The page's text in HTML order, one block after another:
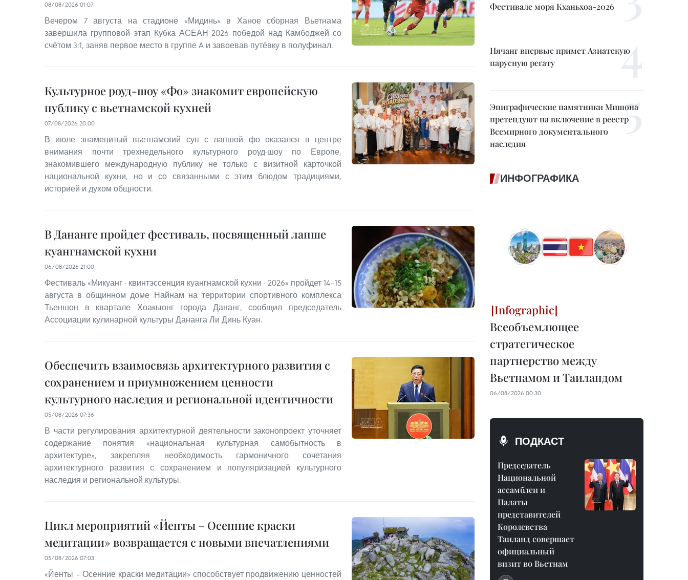
08/08/2026 01:07
Вечером 7 августа на стадионе «Мидинь» в Ханое сборная Вьетнама
завершила групповой этап Кубка АСЕАН 2026 победой над Камбоджей со
счётом 3:1, заняв первое место в группе A и завоевав путёвку в полуфинал.
Культурное роуд-шоу «Фо» знакомит европейскую
публику с вьетнамской кухней
07/08/2026 20:00
В июле знаменитый вьетнамский суп с лапшой фо оказался в центре
внимания почти трехнедельного культурного роуд-шоу по Европе,
знакомившего международную публику не только с визитной карточкой
национальной кухни, но и со связанными с этим блюдом традициями,
историей и духом общности.
В Дананге пройдет фестиваль, посвященный лапше
куангнамской кухни
06/08/2026 21:00
Фестиваль «Микуанг - квинтэссенция куангнамской кухни - 2026» пройдет 14–15
августа в общинном доме Найнам на территории спортивного комплекса
Тьеншон в квартале Хоакыонг города Дананг, сообщил председатель
Ассоциации кулинарной культуры Дананга Ли Динь Куан.
Обеспечить взаимосвязь архитектурного развития с
сохранением и приумножением ценности
культурного наследия и региональной идентичности
05/08/2026 07:36
В части регулирования архитектурной деятельности законопроект уточняет
содержание понятия «национальная культурная самобытность в
архитектуре», закрепляя необходимость гармоничного сочетания
архитектурного развития с сохранением и популяризацией культурного
наследия и региональной культуры.
Цикл мероприятий «Йенты – Осенние краски
медитации» возвращается с новыми впечатлениями
05/08/2026 07:03
«Йенты – Осенние краски медитации» способствует продвижению ценностей
Фестивале моря Кханьхоа-2026
Нячанг впервые примет Азиатскую
парусную регату
Эпиграфические памятники Мишона
претендуют на включение в реестр
Всемирного документального
наследия
ИНФОГРАФИКА
Всеобъемлющее
стратегическое
партнерство между
Вьетнамом и Таиландом
06/08/2026 00:30
ПОДКАСТ
Председатель
Национальной
ассамблеи и
Палаты
представителей
Королевства
Таиланд совершает
официальный
визит во Вьетнам